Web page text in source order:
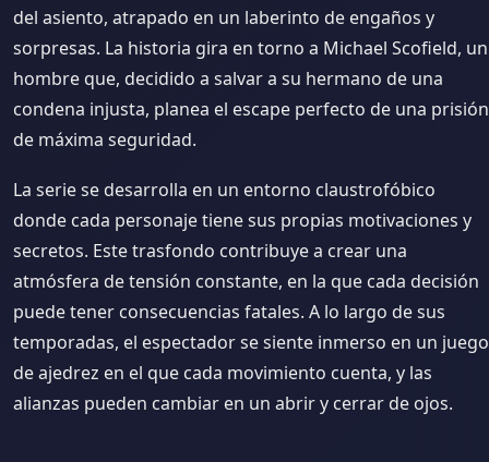
del asiento, atrapado en un laberinto de engaños y
sorpresas. La historia gira en torno a Michael Scofield, un
hombre que, decidido a salvar a su hermano de una
condena injusta, planea el escape perfecto de una prisión
de máxima seguridad.
La serie se desarrolla en un entorno claustrofóbico
donde cada personaje tiene sus propias motivaciones y
secretos. Este trasfondo contribuye a crear una
atmósfera de tensión constante, en la que cada decisión
puede tener consecuencias fatales. A lo largo de sus
temporadas, el espectador se siente inmerso en un juego
de ajedrez en el que cada movimiento cuenta, y las
alianzas pueden cambiar en un abrir y cerrar de ojos.